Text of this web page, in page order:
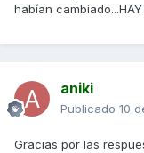
habían cambiado...HAY
aniki
Publicado 10
Gracias por las